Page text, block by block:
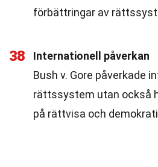
förbättringar av
38
Internationell påverkan
Bush v. Gore påverkade
rättssystem utan också
på rättvisa och